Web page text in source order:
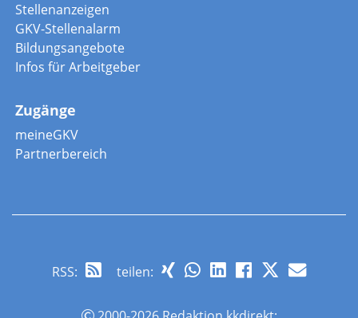
Stellenanzeigen
GKV-Stellenalarm
Bildungsangebote
Infos für Arbeitgeber
Zugänge
meineGKV
Partnerbereich
RSS: teilen: